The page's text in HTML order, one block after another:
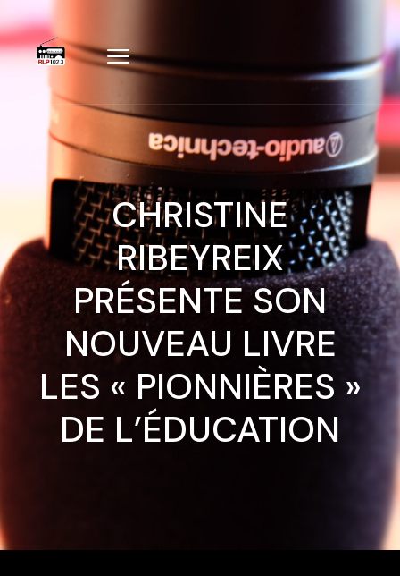
CHRISTINE
RIBEYREIX
PRÉSENTE SON
NOUVEAU LIVRE
LES « PIONNIÈRES »
DE L’ÉDUCATION